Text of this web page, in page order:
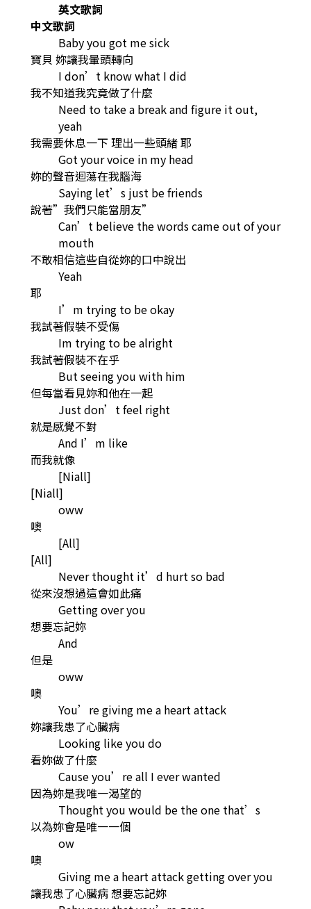
英文歌詞
中文歌詞
Baby you got me sick
寶貝 妳讓我暈頭轉向
I don’t know what I did
我不知道我究竟做了什麼
Need to take a break and figure it out,
yeah
我需要休息一下 理出一些頭緒 耶
Got your voice in my head
妳的聲音迴蕩在我腦海
Saying let’s just be friends
說著”我們只能當朋友”
Can’t believe the words came out of your
mouth
不敢相信這些自從妳的口中說出
Yeah
耶
I’m trying to be okay
我試著假裝不受傷
Im trying to be alright
我試著假裝不在乎
But seeing you with him
但每當看見妳和他在一起
Just don’t feel right
就是感覺不對
And I’m like
而我就像
[Niall]
[Niall]
oww
噢
[All]
[All]
Never thought it’d hurt so bad
從來沒想過這會如此痛
Getting over you
想要忘記妳
And
但是
oww
噢
You’re giving me a heart attack
妳讓我患了心臟病
Looking like you do
看妳做了什麼
Cause you’re all I ever wanted
因為妳是我唯一渴望的
Thought you would be the one that’s
以為妳會是唯一一個
ow
噢
Giving me a heart attack getting over you
讓我患了心臟病 想要忘記妳